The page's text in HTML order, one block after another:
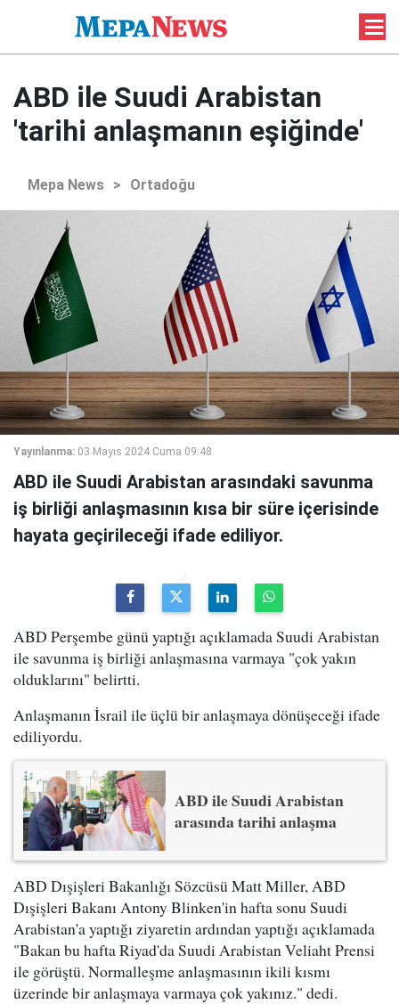
ABD ile Suudi Arabistan
'tarihi anlaşmanın eşiğinde'
Mepa News > Ortadoğu
Yayınlanma: 03 Mayıs 2024 Cuma 09:48
ABD ile Suudi Arabistan arasındaki savunma
iş birliği anlaşmasının kısa bir süre içerisinde
hayata geçirileceği ifade ediliyor.
ABD Perşembe günü yaptığı açıklamada Suudi Arabistan
ile savunma iş birliği anlaşmasına varmaya "çok yakın
olduklarını" belirtti.
Anlaşmanın İsrail ile üçlü bir anlaşmaya dönüşeceği ifade
ediliyordu.
ABD ile Suudi Arabistan
arasında tarihi anlaşma
ABD Dışişleri Bakanlığı Sözcüsü Matt Miller, ABD
Dışişleri Bakanı Antony Blinken'in hafta sonu Suudi
Arabistan'a yaptığı ziyaretin ardından yaptığı açıklamada
"Bakan bu hafta Riyad'da Suudi Arabistan Veliaht Prensi
ile görüştü. Normalleşme anlaşmasının ikili kısmı
üzerinde bir anlaşmaya varmaya çok yakınız." dedi.